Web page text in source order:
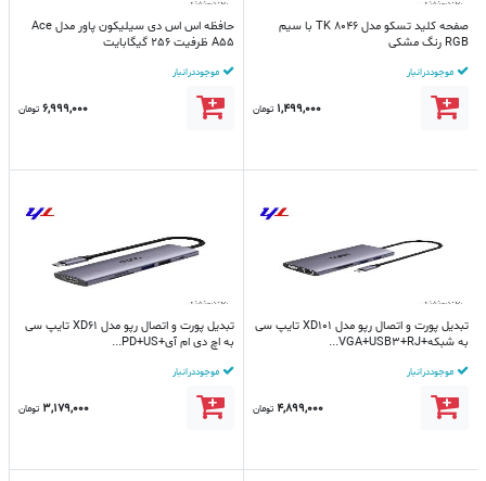
صفحه کلید تسکو مدل TK 8046 با سیم
RGB رنگ مشکی
موجود در انبار
1,499,000 تومان
حافظه اس اس دی سیلیکون پاور مدل Ace
A55 ظرفیت 256 گیگابایت
موجود در انبار
6,999,000 تومان
تبدیل پورت و اتصال رپو مدل XD101 تایپ سی
به شبکه+VGA+USB3+RJ...
موجود در انبار
4,899,000 تومان
تبدیل پورت و اتصال رپو مدل XD61 تایپ سی
به اچ دی ام آی+PD+US...
موجود در انبار
3,179,000 تومان